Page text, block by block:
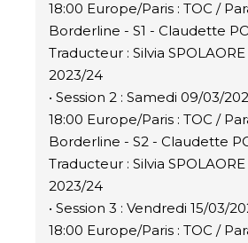
18:00 Europe/Paris : TOC /
Borderline - S1 - Claudette
Traducteur : Silvia
2023/24
• Session 2 : Samedi 09/03/
18:00 Europe/Paris : TOC /
Borderline - S2 - Claudette
Traducteur : Silvia
2023/24
• Session 3 : Vendredi 15/03/
18:00 Europe/Paris : TOC /